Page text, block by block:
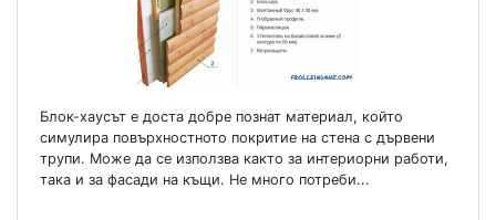
Блок-хаусът е доста добре познат материал, който
симулира повърхностното покритие на стена с дървени
трупи. Може да се използва както за интериорни работи,
така и за фасади на къщи. Не много потреби...